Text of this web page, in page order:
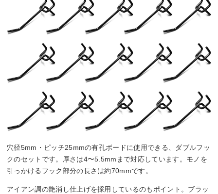
穴径5mm・ピッチ25mmの有孔ボードに使用できる、ダブルフッ
クのセットです。厚さは4〜5.5mmまで対応しています。モノを
引っかけるフック部分の長さは約70mmです。
アイアン調の艶消し仕上げを採用しているのもポイント。ブラッ